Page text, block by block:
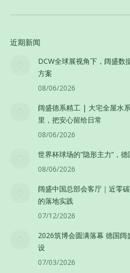
近期新闻
DCW全球展视角下，阔盛数
方案
08/06/2026
阔盛德系精工 | 大宅全屋水
里，把安心留给日常
08/06/2026
世界杯球场的“隐形主力”，
08/06/2026
阔盛中国总部会客厅｜近零
的落地实践
07/12/2026
2026筑博会圆满落幕 德国阔
设
07/03/2026